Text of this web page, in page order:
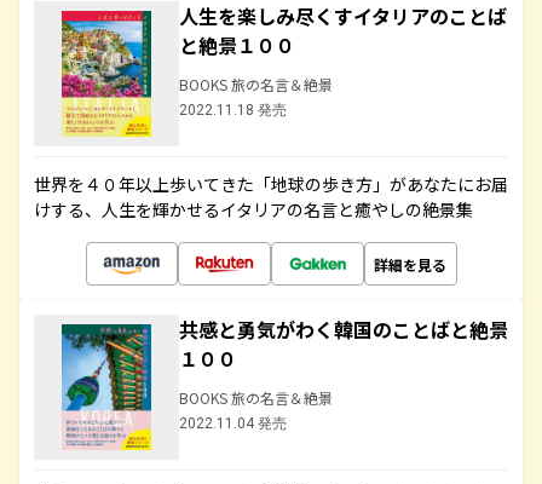
人生を楽しみ尽くすイタリアのことば
と絶景１００
BOOKS 旅の名言＆絶景
2022.11.18 発売
世界を４０年以上歩いてきた「地球の歩き方」があなたにお届
けする、人生を輝かせるイタリアの名言と癒やしの絶景集
詳細を見る
共感と勇気がわく韓国のことばと絶景
１００
BOOKS 旅の名言＆絶景
2022.11.04 発売